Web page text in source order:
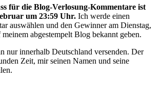
für die Blog-Verlosung-Kommentare ist
um 23:59 Uhr. Ich werde einen
auswählen und den Gewinner am Dienstag,
abgestempelt Blog bekannt geben.
nur innerhalb Deutschland versenden. Der
Zeit, mir seinen Namen und seine